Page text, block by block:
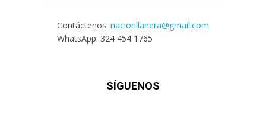
Contáctenos: nacionllanera@gmail.com
WhatsApp: 324 454 1765
SÍGUENOS